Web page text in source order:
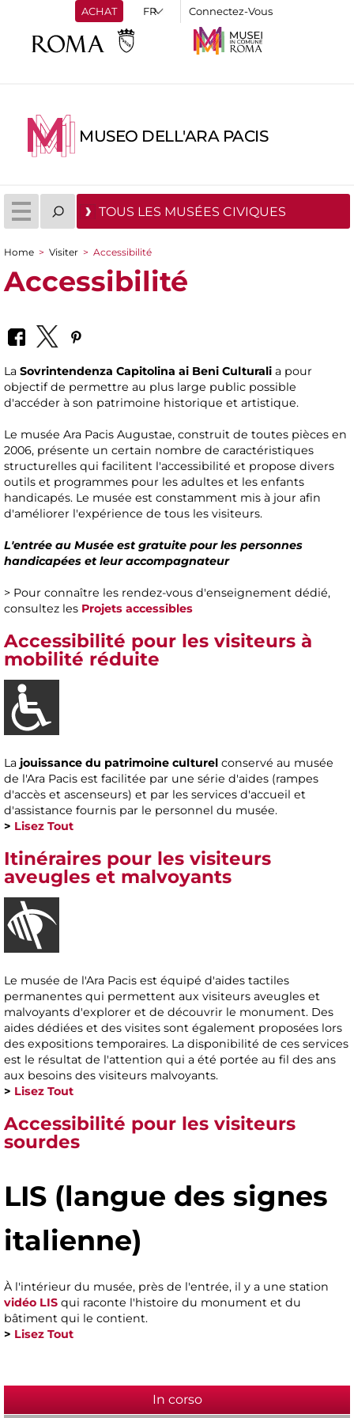
ACHAT Connectez-Vous
MUSEO DELL'ARA PACIS
TOUS LES MUSÉES CIVIQUES
You are here
Home > Visiter > Accessibilité
Accessibilité
La Sovrintendenza Capitolina ai Beni Culturali a pour
objectif de permettre au plus large public possible
d'accéder à son patrimoine historique et artistique.
Le musée Ara Pacis Augustae, construit de toutes pièces en
2006, présente un certain nombre de caractéristiques
structurelles qui facilitent l'accessibilité et propose divers
outils et programmes pour les adultes et les enfants
handicapés. Le musée est constamment mis à jour afin
d'améliorer l'expérience de tous les visiteurs.
L'entrée au Musée est gratuite pour les personnes
handicapées et leur accompagnateur
> Pour connaître les rendez-vous d'enseignement dédié,
consultez les Projets accessibles
Accessibilité pour les visiteurs à
mobilité réduite
La jouissance du patrimoine culturel conservé au musée
de l'Ara Pacis est facilitée par une série d'aides (rampes
d'accès et ascenseurs) et par les services d'accueil et
d'assistance fournis par le personnel du musée.
> Lisez Tout
Itinéraires pour les visiteurs
aveugles et malvoyants
Le musée de l'Ara Pacis est équipé d'aides tactiles
permanentes qui permettent aux visiteurs aveugles et
malvoyants d'explorer et de découvrir le monument. Des
aides dédiées et des visites sont également proposées lors
des expositions temporaires. La disponibilité de ces services
est le résultat de l'attention qui a été portée au fil des ans
aux besoins des visiteurs malvoyants.
> Lisez Tout
Accessibilité pour les visiteurs
sourdes
LIS (langue des signes
italienne)
À l'intérieur du musée, près de l'entrée, il y a une station
vidéo LIS qui raconte l'histoire du monument et du
bâtiment qui le contient.
> Lisez Tout
In corso(active tab)